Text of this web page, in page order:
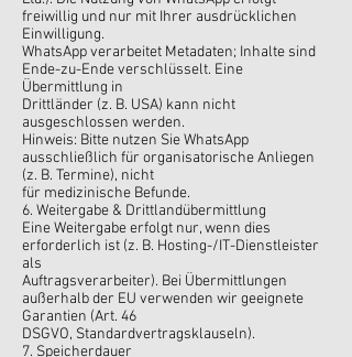
freiwillig und nur mit Ihrer ausdrücklichen
Einwilligung.
WhatsApp verarbeitet Metadaten; Inhalte sind
Ende-zu-Ende verschlüsselt. Eine
Übermittlung in
Drittländer (z. B. USA) kann nicht
ausgeschlossen werden.
Hinweis: Bitte nutzen Sie WhatsApp
ausschließlich für organisatorische Anliegen
(z. B. Termine), nicht
für medizinische Befunde.
6. Weitergabe & Drittlandübermittlung
Eine Weitergabe erfolgt nur, wenn dies
erforderlich ist (z. B. Hosting-/IT-Dienstleister
als
Auftragsverarbeiter). Bei Übermittlungen
außerhalb der EU verwenden wir geeignete
Garantien (Art. 46
DSGVO, Standardvertragsklauseln).
7. Speicherdauer